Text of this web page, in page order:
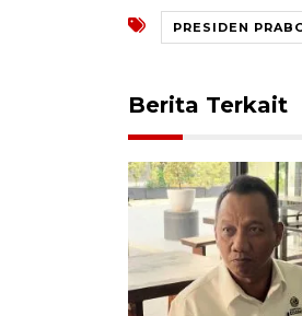
PRESIDEN
Berita Terkait